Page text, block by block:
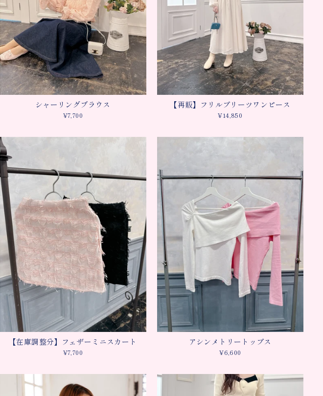
シャーリングブラウス
¥7,700
【再販】フリルプリーツワンピース
¥14,850
【在庫調整分】フェザーミニスカート
¥7,700
アシンメトリートップス
¥6,600